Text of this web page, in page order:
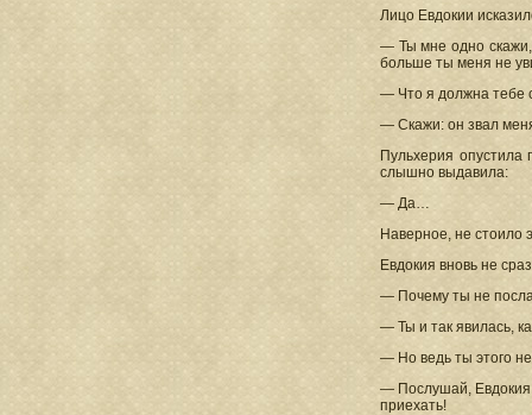
Лицо Евдокии
— Ты мне одно скажи,
больше ты меня не
— Что я должна тебе
— Скажи: он звал
Пульхерия опустила
слышно выдавила:
— Да…
Наверное, не стоило
Евдокия вновь не
— Почему ты не
— Ты и так явилась,
— Но ведь ты этого
— Послушай,
приехать!